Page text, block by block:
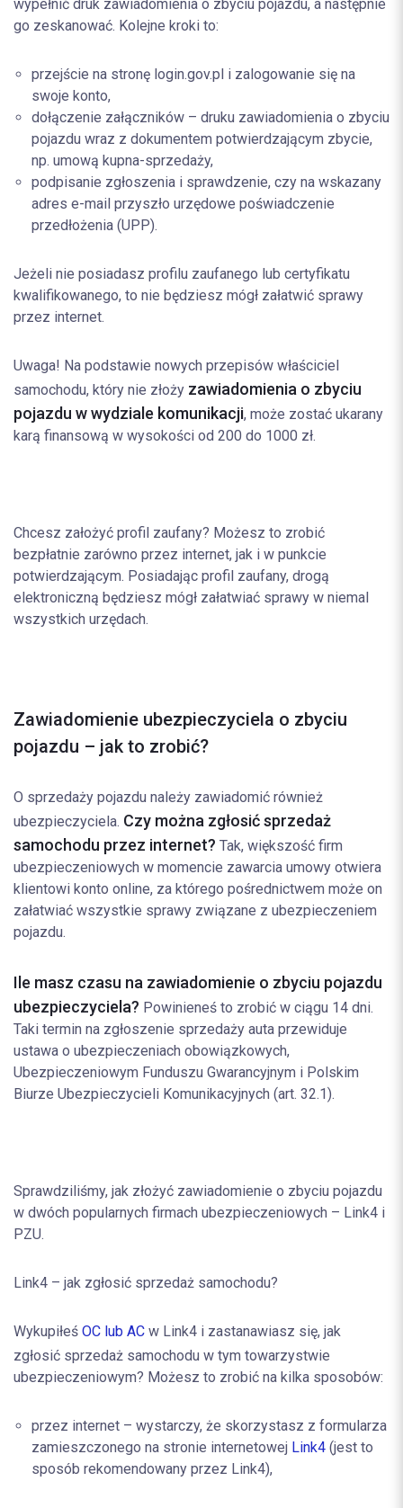
wypełnić druk zawiadomienia o zbyciu pojazdu, a następnie
go zeskanować. Kolejne kroki to:
przejście na stronę login.gov.pl i zalogowanie się na
swoje konto,
dołączenie załączników – druku zawiadomienia o zbyciu
pojazdu wraz z dokumentem potwierdzającym zbycie,
np. umową kupna-sprzedaży,
podpisanie zgłoszenia i sprawdzenie, czy na wskazany
adres e-mail przyszło urzędowe poświadczenie
przedłożenia (UPP).
Jeżeli nie posiadasz profilu zaufanego lub certyfikatu
kwalifikowanego, to nie będziesz mógł załatwić sprawy
przez internet.
Uwaga! Na podstawie nowych przepisów właściciel
samochodu, który nie złoży zawiadomienia o zbyciu
pojazdu w wydziale komunikacji, może zostać ukarany
karą finansową w wysokości od 200 do 1000 zł.
Chcesz założyć profil zaufany? Możesz to zrobić
bezpłatnie zarówno przez internet, jak i w punkcie
potwierdzającym. Posiadając profil zaufany, drogą
elektroniczną będziesz mógł załatwiać sprawy w niemal
wszystkich urzędach.
Zawiadomienie ubezpieczyciela o zbyciu
pojazdu – jak to zrobić?
O sprzedaży pojazdu należy zawiadomić również
ubezpieczyciela. Czy można zgłosić sprzedaż
samochodu przez internet? Tak, większość firm
ubezpieczeniowych w momencie zawarcia umowy otwiera
klientowi konto online, za którego pośrednictwem może on
załatwiać wszystkie sprawy związane z ubezpieczeniem
pojazdu.
Ile masz czasu na zawiadomienie o zbyciu pojazdu
ubezpieczyciela? Powinieneś to zrobić w ciągu 14 dni.
Taki termin na zgłoszenie sprzedaży auta przewiduje
ustawa o ubezpieczeniach obowiązkowych,
Ubezpieczeniowym Funduszu Gwarancyjnym i Polskim
Biurze Ubezpieczycieli Komunikacyjnych (art. 32.1).
Sprawdziliśmy, jak złożyć zawiadomienie o zbyciu pojazdu
w dwóch popularnych firmach ubezpieczeniowych – Link4 i
PZU.
Link4 – jak zgłosić sprzedaż samochodu?
Wykupiłeś OC lub AC w Link4 i zastanawiasz się, jak
zgłosić sprzedaż samochodu w tym towarzystwie
ubezpieczeniowym? Możesz to zrobić na kilka sposobów:
przez internet – wystarczy, że skorzystasz z formularza
zamieszczonego na stronie internetowej Link4 (jest to
sposób rekomendowany przez Link4),